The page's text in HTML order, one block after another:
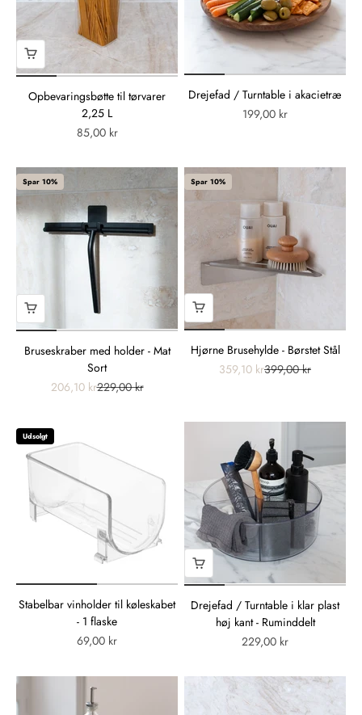
Opbevaringsbøtte til tørvarer
2,25 L
85,00 kr
Drejefad / Turntable i akacietræ
199,00 kr
Spar 10%
Bruseskraber med holder - Mat
Sort
206,10 kr229,00 kr
Spar 10%
Hjørne Brusehylde - Børstet Stål
359,10 kr399,00 kr
Udsolgt
Stabelbar vinholder til køleskabet
- 1 flaske
69,00 kr
Drejefad / Turntable i klar plast
høj kant - Ruminddelt
229,00 kr